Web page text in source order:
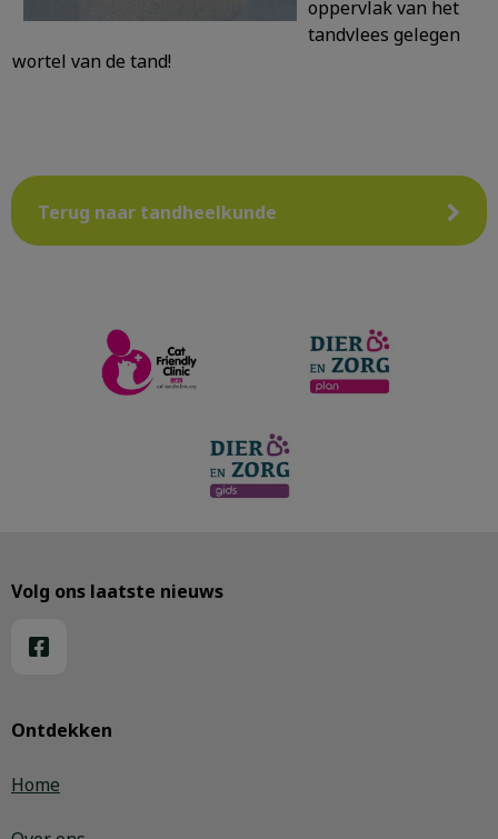
oppervlak van het
tandvlees gelegen
wortel van de tand!
Terug naar tandheelkunde
Ontdekken
Home
Volg ons laatste nieuws